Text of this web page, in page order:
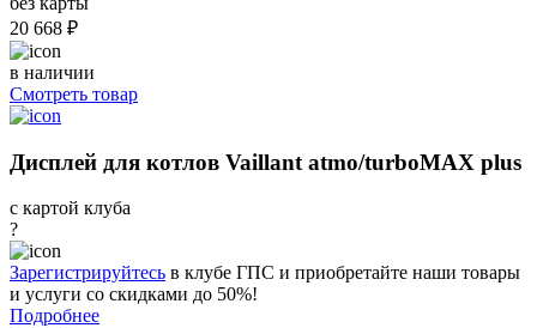
20 668 ₽
в наличии
Смотреть товар
Дисплей для котлов Vaillant atmo/turboMAX plus
с картой клуба
?
Зарегистрируйтесь в клубе ГПС и приобретайте наши товары
и услуги со скидками до 50%!
Подробнее